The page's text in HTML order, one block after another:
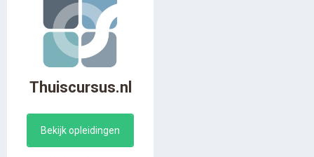
Thuiscursus.nl
Bekijk opleidingen